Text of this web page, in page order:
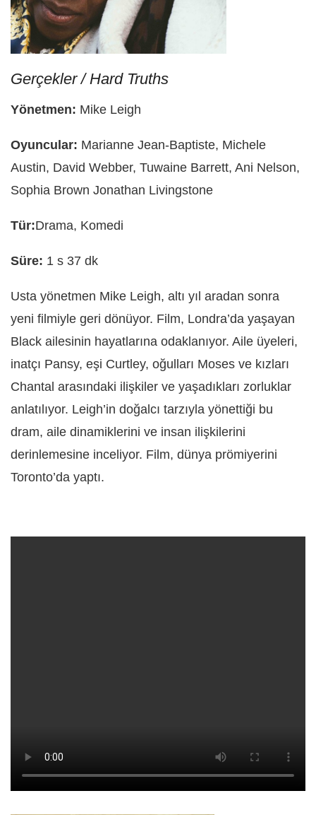
Gerçekler / Hard Truths
Yönetmen: Mike Leigh
Oyuncular: Marianne Jean-Baptiste, Michele
Austin, David Webber, Tuwaine Barrett, Ani Nelson,
Sophia Brown Jonathan Livingstone
Tür:Drama, Komedi
Süre: 1 s 37 dk
Usta yönetmen Mike Leigh, altı yıl aradan sonra
yeni filmiyle geri dönüyor. Film, Londra’da yaşayan
Black ailesinin hayatlarına odaklanıyor. Aile üyeleri,
inatçı Pansy, eşi Curtley, oğulları Moses ve kızları
Chantal arasındaki ilişkiler ve yaşadıkları zorluklar
anlatılıyor. Leigh’in doğalcı tarzıyla yönettiği bu
dram, aile dinamiklerini ve insan ilişkilerini
derinlemesine inceliyor. Film, dünya prömiyerini
Toronto’da yaptı.